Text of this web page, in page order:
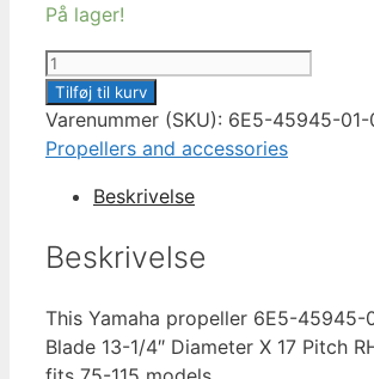
På lager!
PROPELLER
YAMAHA
13.25
X
6E5-
01-
00
Tilføj til kurv
Varenummer (SKU): 6E5-45945-01-
Propellers and accessories
Beskrivelse
Beskrivelse
This Yamaha propeller 6E5-45945-
Blade 13-1/4″ Diameter X 17 Pitch